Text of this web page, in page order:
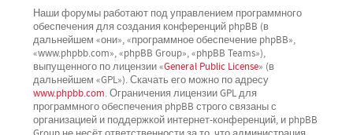
Наши форумы работают под управлением программного
обеспечения для создания конференций phpBB (в
дальнейшем «они», «программное обеспечение phpBB»,
«www.phpbb.com», «phpBB Group», «phpBB Teams»),
выпущенного по лицензии «General Public License» (в
дальнейшем «GPL»). Скачать его можно по адресу
www.phpbb.com. Ограничения лицензии GPL для
программного обеспечения phpBB строго связаны с
организацией и поддержкой интернет-конференций, и phpBB